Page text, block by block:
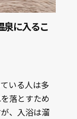
泉に入るこ
いる人は多
落とすため
、入浴は溜